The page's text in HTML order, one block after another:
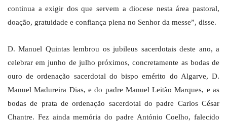
continua a exigir dos que servem a diocese nesta área pastoral,
doação, gratuidade e confiança plena no Senhor da messe”, disse.
D. Manuel Quintas lembrou os jubileus sacerdotais deste ano, a
celebrar em junho de julho próximos, concretamente as bodas de
ouro de ordenação sacerdotal do bispo emérito do Algarve, D.
Manuel Madureira Dias, e do padre Manuel Leitão Marques, e as
bodas de prata de ordenação sacerdotal do padre Carlos César
Chantre. Fez ainda memória do padre António Coelho, falecido